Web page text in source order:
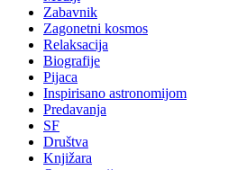
Zabavnik
Zagonetni kosmos
Relaksacija
Biografije
Pijaca
Inspirisano astronomijom
Predavanja
SF
Društva
Knjižara